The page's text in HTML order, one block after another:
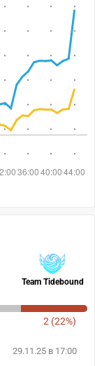
Team Tidebound
2 (22%)
29.11.25 в 17:00